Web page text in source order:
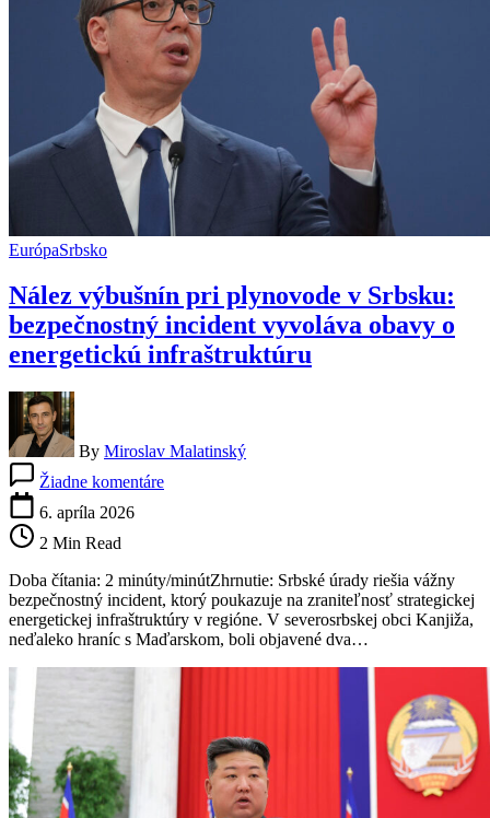
EurópaSrbsko
Nález výbušnín pri plynovode v Srbsku:
bezpečnostný incident vyvoláva obavy o
energetickú infraštruktúru
By Miroslav Malatinský
Žiadne komentáreNález
Srbsku:
bezpečnostný
incident
vyvoláva
obavy
energetickú
infraštruktúru
6. apríla 2026
2 Min Read
Doba čítania: 2 minúty/minútZhrnutie: Srbské úrady riešia vážny
bezpečnostný incident, ktorý poukazuje na zraniteľnosť strategickej
energetickej infraštruktúry v regióne. V severosrbskej obci Kanjiža,
neďaleko hraníc s Maďarskom, boli objavené dva…